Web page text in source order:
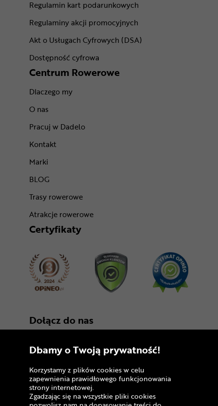
Regulamin kart podarunkowych
Regulaminy akcji promocyjnych
Akt o Usługach Cyfrowych (DSA)
Dostępność cyfrowa
Centrum Rowerowe
Dlaczego my
O nas
Pracuj w Dadelo
Kontakt
Marki
BLOG
Trasy rowerowe
Atrakcje rowerowe
Certyfikaty
Dołącz do nas
Copyright © 2005 - 2026
Dbamy o Twoją prywatność!
Korzystamy z plików cookies w celu
zapewnienia prawidłowego funkcjonowania
strony internetowej.
Zgadzając się na wszystkie pliki cookies